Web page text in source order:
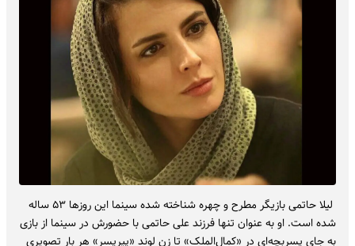
لیلا حاتمی بازیگر مطرح و چهره شناخته شده سینما این روزها ۵۳ ساله
شده است. او به عنوان تنها فرزند علی حاتمی با حضورش در سینما از بازی
به جای پسربچه‌ای در «کمال‌الملک» تا زن لوند «پیرپسر» هر بار تصویری